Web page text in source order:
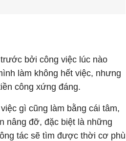
bởi công việc lúc nào
làm không hết việc, nhưng
công xứng đáng.
gì cũng làm bằng cái tâm,
nâng đỡ, đặc biệt là những
tác sẽ tìm được thời cơ phù